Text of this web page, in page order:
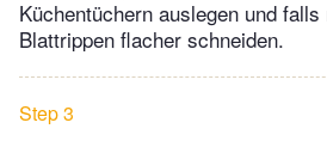
Küchentüchern auslegen und
Blattrippen flacher schneiden.
Step 3